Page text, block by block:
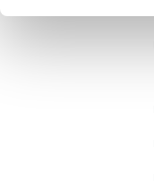
お手入れの
万一の場合
ブック
あとで読